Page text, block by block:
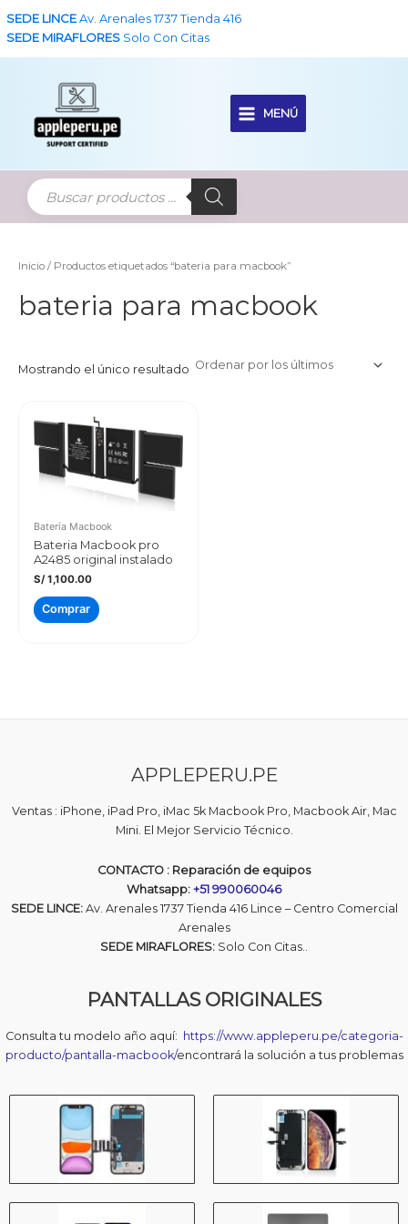
SEDE LINCEAv. Arenales 1737 Tienda 416
SEDE MIRAFLORES Solo Con Citas
Main
MENÚ
Inicio / Productos etiquetados “bateria para macbook”
bateria para macbook
Mostrando el único resultado
Batería Macbook
Bateria Macbook pro
A2485 original instalado
S/1,100.00
Comprar
APPLEPERU.PE
Ventas : iPhone, iPad Pro, iMac 5k Macbook Pro, Macbook Air, Mac
Mini. El Mejor Servicio Técnico.
CONTACTO : Reparación de equipos
Whatsapp: +51 990060046
SEDE LINCE: Av. Arenales 1737 Tienda 416 Lince – Centro Comercial
Arenales
SEDE MIRAFLORES: Solo Con Citas..
PANTALLAS ORIGINALES
Consulta tu modelo año aquí: https://www.appleperu.pe/categoria-
producto/pantalla-macbook/encontrará la solución a tus problemas